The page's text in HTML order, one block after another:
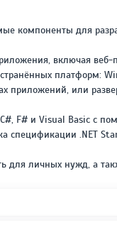
компоненты для
включая
платформ:
приложений, или
F# и Visual Basic с
спецификации .NET
для личных нужд, а
297 МБ